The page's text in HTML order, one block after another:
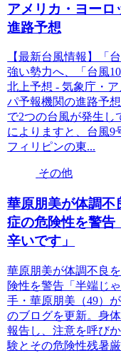
アメリカ・ヨーロ
進路予想
【最新台風情報】「
強い勢力へ、「台風
北上予想 - 気象庁・
パ予報機関の進路予
で2つの台風が発生し
によりますと、台風9
フィリピンの東...
その他
華原朋美が体調不
症の危険性を警告
辛いです」
華原朋美が体調不良
険性を警告「半端じ
手・華原朋美（49）
のブログを更新。身
報告し、注意を呼び
験とその危険性残暑